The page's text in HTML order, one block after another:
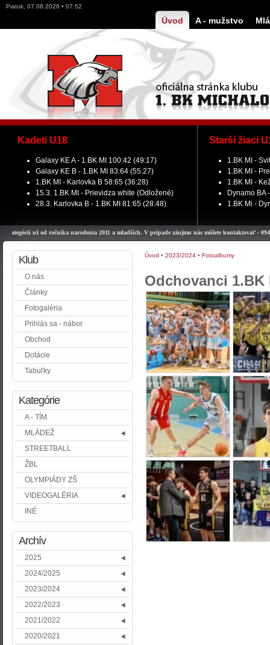
Piatok, 07.08.2026 • 07:52
Úvod A - mužstvo
Kadeti U18
Galaxy KE A - 1.BK MI 100:42 (49:17)
Galaxy KE B - 1.BK MI 83:64 (55:27)
1.BK MI - Karlovka B 58:65 (36:28)
15.3. 1.BK MI - Prievidza white (Odložené)
28.3. Karlovka B - 1.BK MI 81:65 (28:48)
Starší žiaci
1.BK MI -
1.BK MI -
1.BK MI -
Dynamo BA
1.BK Mi -
už od ročníka narodenia 2011 a mladších. V prípade záujmu nás môžete kontaktovať - 0948
Klub
O nás
Články
Fotogaléria
Prihlás sa - nábor
Obchod
Dotácie
Tabuľky
Kategórie
A - TÍM
MLÁDEŽ
STREETBALL
ŽBL
OLYMPIÁDY ZŠ
VIDEOGALÉRIA
INÉ
Archív
2025
2024/2025
2023/2024
2022/2023
2021/2022
2020/2021
Úvod • 2023/2024 • Fotoalbumy
Odchovanci